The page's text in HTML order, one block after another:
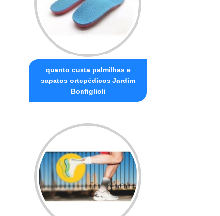
quanto custa palmilhas e
sapatos ortopédicos Jardim
Bonfiglioli